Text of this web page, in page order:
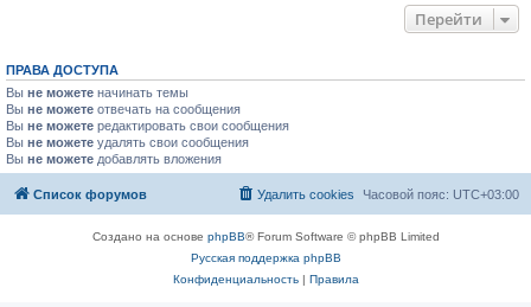
Перейти
ПРАВА ДОСТУПА
Вы не можете начинать темы
Вы не можете отвечать на сообщения
Вы не можете редактировать свои сообщения
Вы не можете удалять свои сообщения
Вы не можете добавлять вложения
Список форумов Часовой пояс: UTC+03:00
Удалить cookies
Создано на основе phpBB® Forum Software © phpBB Limited
Русская поддержка phpBB
Конфиденциальность| Правила